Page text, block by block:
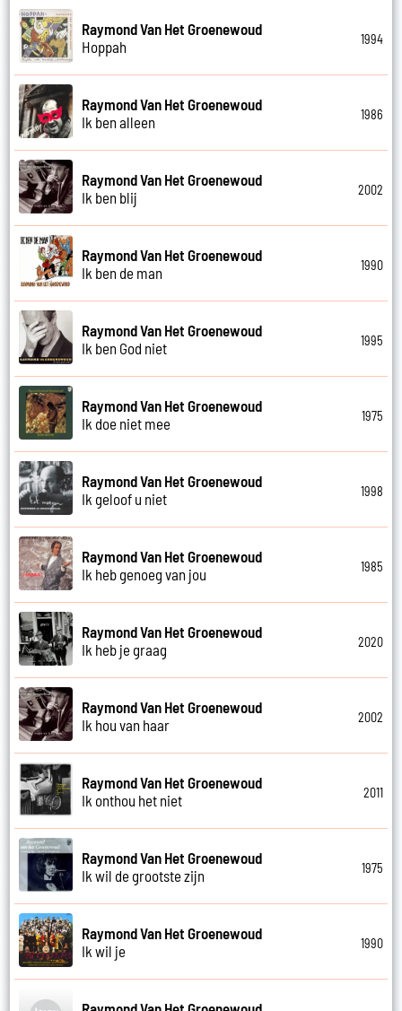
Raymond Van Het Groenewoud
Hoppah
1994
Raymond Van Het Groenewoud
Ik ben alleen
1986
Raymond Van Het Groenewoud
Ik ben blij
2002
Raymond Van Het Groenewoud
Ik ben de man
1990
Raymond Van Het Groenewoud
Ik ben God niet
1995
Raymond Van Het Groenewoud
Ik doe niet mee
1975
Raymond Van Het Groenewoud
Ik geloof u niet
1998
Raymond Van Het Groenewoud
Ik heb genoeg van jou
1985
Raymond Van Het Groenewoud
Ik heb je graag
2020
Raymond Van Het Groenewoud
Ik hou van haar
2002
Raymond Van Het Groenewoud
Ik onthou het niet
2011
Raymond Van Het Groenewoud
Ik wil de grootste zijn
1975
Raymond Van Het Groenewoud
Ik wil je
1990